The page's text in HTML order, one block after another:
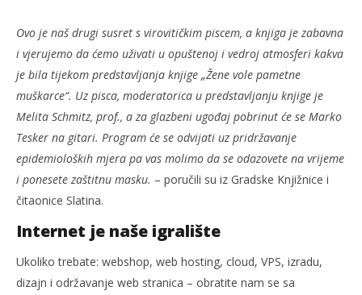
Ovo je naš drugi susret s virovitičkim piscem, a knjiga je zabavna
i vjerujemo da ćemo uživati u opuštenoj i vedroj atmosferi kakva
je bila tijekom predstavljanja knjige „Žene vole pametne
muškarce“. Uz pisca, moderatorica u predstavljanju knjige je
Melita Schmitz, prof., a za glazbeni ugođaj pobrinut će se Marko
Tesker na gitari. Program će se odvijati uz pridržavanje
epidemioloških mjera pa vas molimo da se odazovete na vrijeme
i ponesete zaštitnu masku. – poručili su iz Gradske Knjižnice i
čitaonice Slatina.
Internet je naše igralište
Ukoliko trebate: webshop, web hosting, cloud, VPS, izradu,
dizajn i održavanje web stranica – obratite nam se sa